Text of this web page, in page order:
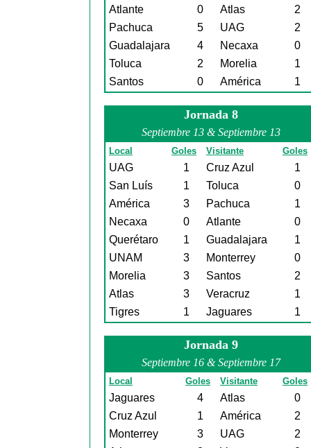
Atlante
0 Atlas
2
Pachuca
5 UAG
2
Guadalajara
4 Necaxa
0
Toluca
2 Morelia
1
Santos
0 América 1
Jornada 8
Septiembre 13 & Septiembre 13
Local Goles Visitante Goles
UAG 1 Cruz Azul
1
San Luís
1 Toluca
0
América
3 Pachuca
1
Necaxa
0 Atlante
0
Querétaro
1 Guadalajara
1
UNAM
3 Monterrey
0
Morelia
3 Santos
2
Atlas
3 Veracruz
1
Tigres
1 Jaguares 1
Jornada 9
Septiembre 16 & Septiembre 17
Local Goles Visitante Goles
Jaguares 4 Atlas
0
Cruz Azul
1 América
2
Monterrey
3 UAG
2